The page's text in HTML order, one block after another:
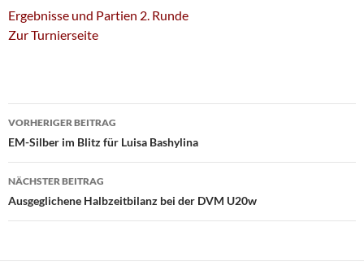
Ergebnisse und Partien 2. Runde
Zur Turnierseite
Beitragsnavigation
VORHERIGER BEITRAG
EM-Silber im Blitz für Luisa Bashylina
NÄCHSTER BEITRAG
Ausgeglichene Halbzeitbilanz bei der DVM U20w